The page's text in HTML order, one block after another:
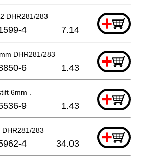
DHR281/283 +
4 7.14
DHR281/283 +
6 1.43
6mm . +
9 1.43
283 +
4 34.03